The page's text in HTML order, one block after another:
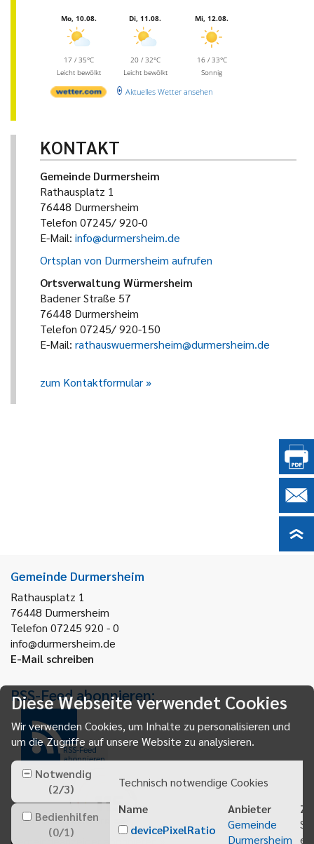
Mo, 10.08.
17 / 35°C
Leicht bewölkt
Di, 11.08.
20 / 32°C
Leicht bewölkt
Mi, 12.08.
16 / 33°C
Sonnig
Aktuelles Wetter ansehen
KONTAKT
Gemeinde Durmersheim
Rathausplatz 1
76448 Durmersheim
Telefon 07245/ 920-0
E-Mail: info@durmersheim.de
Ortsplan von Durmersheim aufrufen
Ortsverwaltung Würmersheim
Badener Straße 57
76448 Durmersheim
Telefon 07245/ 920-150
E-Mail: rathauswuermersheim@durmersheim.de
zum Kontaktformular
Gemeinde Durmersheim
Rathausplatz 1
76448 Durmersheim
Telefon 07245 920 - 0
info@durmersheim.de
E-Mail schreiben
RSS-Feed abonnieren:
RSS-Feed
abonnieren
Gemeindeanzeiger abonnieren
Diese Webseite verwendet Cookies
Wir verwenden Cookies, um Inhalte zu personalisieren und
um die Zugriffe auf unsere Website zu analysieren.
Notwendig
(2/3)
Bedienhilfen
(0/1)
Technisch notwendige Cookies
Name
Anbieter
devicePixelRatio
Gemeinde
Durmersheim